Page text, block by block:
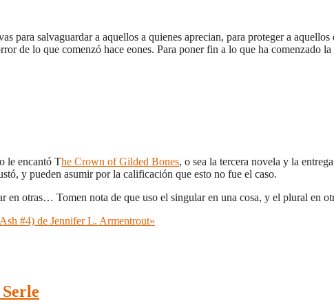
para salvaguardar a aquellos a quienes aprecian, para proteger a
de lo que comenzó hace eones. Para poner fin a lo que ha comenzado
le encantó The Crown of Gilded Bones, o sea la tercera novela y la
y pueden asumir por la calificación que esto no fue el caso.
en otras… Tomen nota de que uso el singular en una cosa, y el plural en
#4) de Jennifer L. Armentrout»